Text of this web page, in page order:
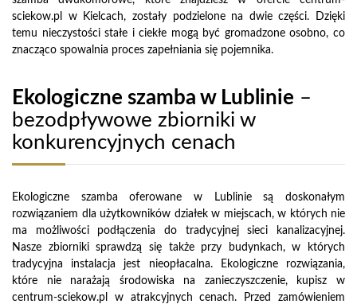
sciekow.pl w Kielcach, zostały podzielone na dwie części. Dzięki
temu nieczystości stałe i ciekłe mogą być gromadzone osobno, co
znacząco spowalnia proces zapełniania się pojemnika.
Ekologiczne szamba w Lublinie –
bezodpływowe zbiorniki w
konkurencyjnych cenach
Ekologiczne szamba oferowane w Lublinie są doskonałym
rozwiązaniem dla użytkowników działek w miejscach, w których nie
ma możliwości podłączenia do tradycyjnej sieci kanalizacyjnej.
Nasze zbiorniki sprawdzą się także przy budynkach, w których
tradycyjna instalacja jest nieopłacalna. Ekologiczne rozwiązania,
które nie narażają środowiska na zanieczyszczenie, kupisz w
centrum-sciekow.pl w atrakcyjnych cenach. Przed zamówieniem